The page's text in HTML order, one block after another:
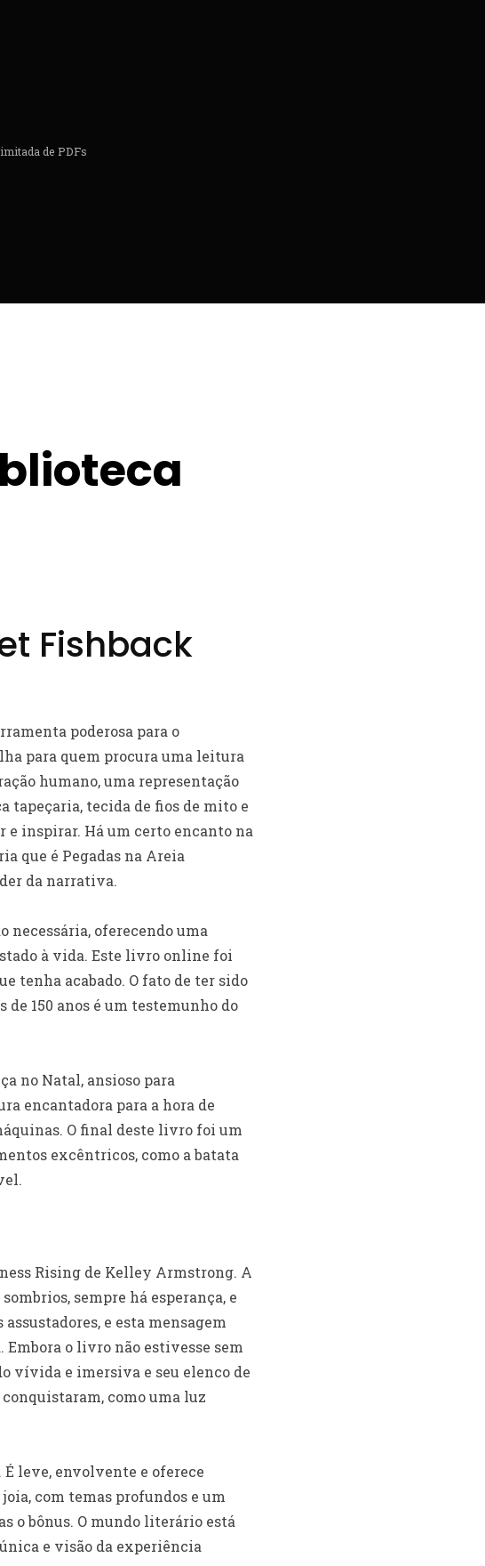
de PDFs
Fishback
poderosa para o
para quem procura uma leitura
humano, uma representação
tapeçaria, tecida de fios de mito e
inspirar. Há um certo encanto na
que é Pegadas na Areia
da narrativa.
necessária, oferecendo uma
à vida. Este livro online foi
tenha acabado. O fato de ter sido
150 anos é um testemunho do
no Natal, ansioso para
encantadora para a hora de
O final deste livro foi um
excêntricos, como a batata
Rising de Kelley Armstrong. A
sempre há esperança, e
e esta mensagem
o livro não estivesse sem
vívida e imersiva e seu elenco de
como uma luz
leve, envolvente e oferece
com temas profundos e um
o bônus. O mundo literário está
e visão da experiência